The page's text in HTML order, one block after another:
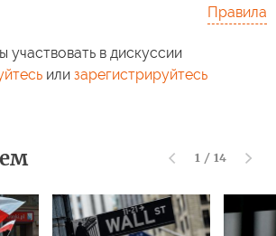
Правила
участвовать в дискуссии
или зарегистрируйтесь
1 / 14